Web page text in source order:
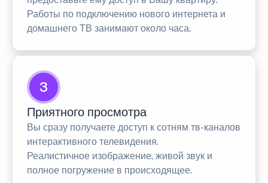
Работы по подключению нового интернета и
домашнего ТВ занимают около часа.
3
Приятного просмотра
Вы сразу получаете доступ к сотням тв-каналов
интерактивного телевидения.
Реалистичное изображение, живой звук и
полное погружение в происходящее.